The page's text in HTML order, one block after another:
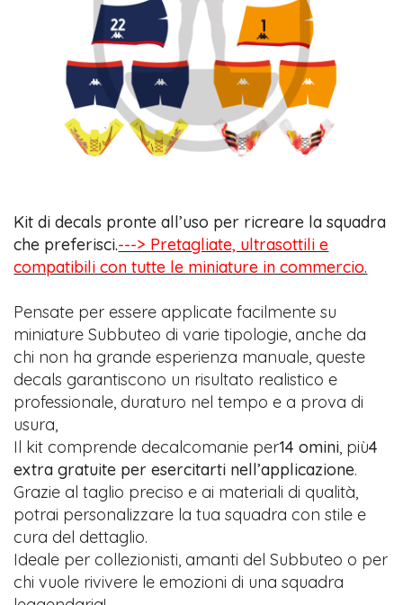
Kit di decals pronte all’uso per ricreare la squadra
che preferisci.---> Pretagliate, ultrasottili e
compatibili con tutte le miniature in commercio.
Pensate per essere applicate facilmente su
miniature Subbuteo di varie tipologie, anche da
chi non ha grande esperienza manuale, queste
decals garantiscono un risultato realistico e
professionale, duraturo nel tempo e a prova di
usura,
Il kit comprende decalcomanie per14 omini, più4
extra gratuite per esercitarti nell’applicazione.
Grazie al taglio preciso e ai materiali di qualità,
potrai personalizzare la tua squadra con stile e
cura del dettaglio.
Ideale per collezionisti, amanti del Subbuteo o per
chi vuole rivivere le emozioni di una squadra